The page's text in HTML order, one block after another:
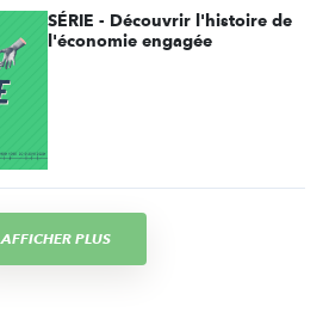
SÉRIE - Découvrir l'histoire de
l'économie engagée
AFFICHER PLUS